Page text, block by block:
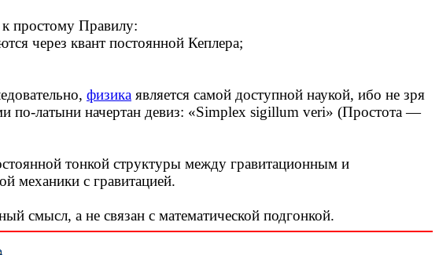
к простому Правилу:
через квант постоянной Кеплера;
физика является самой доступной наукой, ибо не зря
по-латыни начертан девиз: «Simplex sigillum veri» (Простота —
тонкой структуры между гравитационным и
механики с гравитацией.
смысл, а не связан с математической подгонкой.